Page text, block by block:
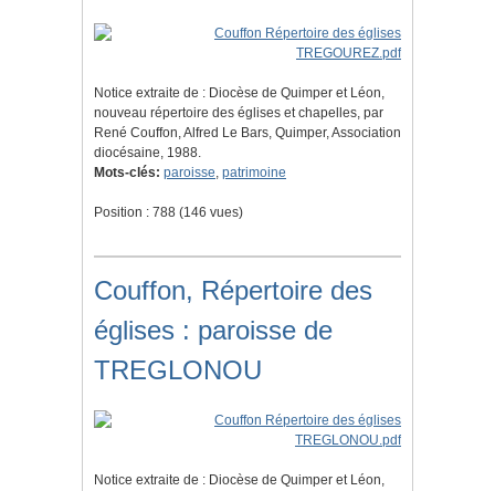
Notice extraite de : Diocèse de Quimper et Léon,
nouveau répertoire des églises et chapelles, par
René Couffon, Alfred Le Bars, Quimper, Association
diocésaine, 1988.
Mots-clés: paroisse, patrimoine
Position : 788 (146 vues)
Couffon, Répertoire des
églises : paroisse de
TREGLONOU
Notice extraite de : Diocèse de Quimper et Léon,